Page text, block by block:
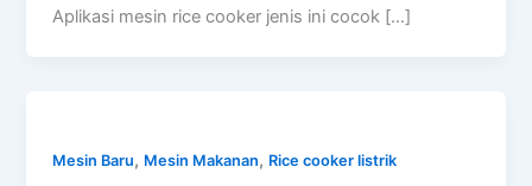
Aplikasi mesin rice cooker jenis ini cocok […]
Mesin Baru, Mesin Makanan, Rice cooker listrik